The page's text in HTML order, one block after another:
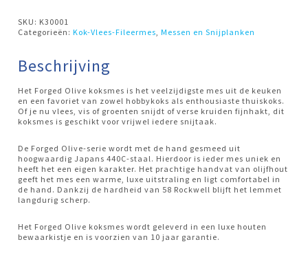
SKU: K30001
Categorieën:Kok-Vlees-Fileermes ,Messen en Snijplanken
Beschrijving
Het Forged Olive koksmes is het veelzijdigste mes uit de keuken
en een favoriet van zowel hobbykoks als enthousiaste thuiskoks.
Of je nu vlees, vis of groenten snijdt of verse kruiden fijnhakt, dit
koksmes is geschikt voor vrijwel iedere snijtaak.
De Forged Olive-serie wordt met de hand gesmeed uit
hoogwaardig Japans 440C-staal. Hierdoor is ieder mes uniek en
heeft het een eigen karakter. Het prachtige handvat van olijfhout
geeft het mes een warme, luxe uitstraling en ligt comfortabel in
de hand. Dankzij de hardheid van 58 Rockwell blijft het lemmet
langdurig scherp.
Het Forged Olive koksmes wordt geleverd in een luxe houten
bewaarkistje en is voorzien van 10 jaar garantie.